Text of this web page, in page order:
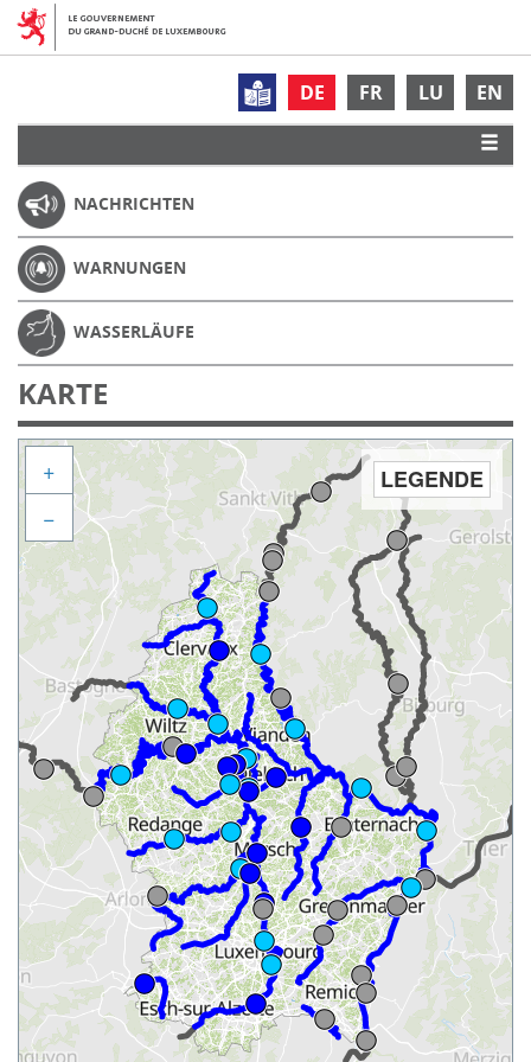
DE FR LU EN
NACHRICHTEN
WARNUNGEN
WASSERLÄUFE
KARTE
LEGENDE
+
−